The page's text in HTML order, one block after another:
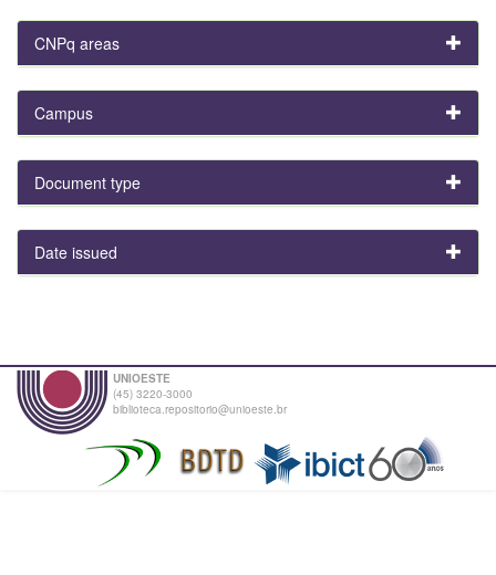
CNPq areas
Campus
Document type
Date issued
UNIOESTE
(45) 3220-3000
biblioteca.repositorio@unioeste.br